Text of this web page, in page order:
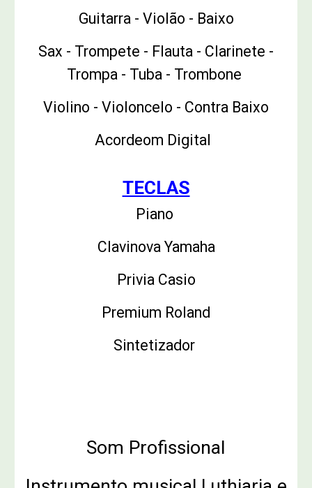
Guitarra - Violão - Baixo
Sax - Trompete - Flauta - Clarinete -
Trompa - Tuba - Trombone
Violino - Violoncelo - Contra Baixo
Acordeom Digital
TECLAS
Piano
Clavinova Yamaha
Privia Casio
Premium Roland
Sintetizador
Som Profissional